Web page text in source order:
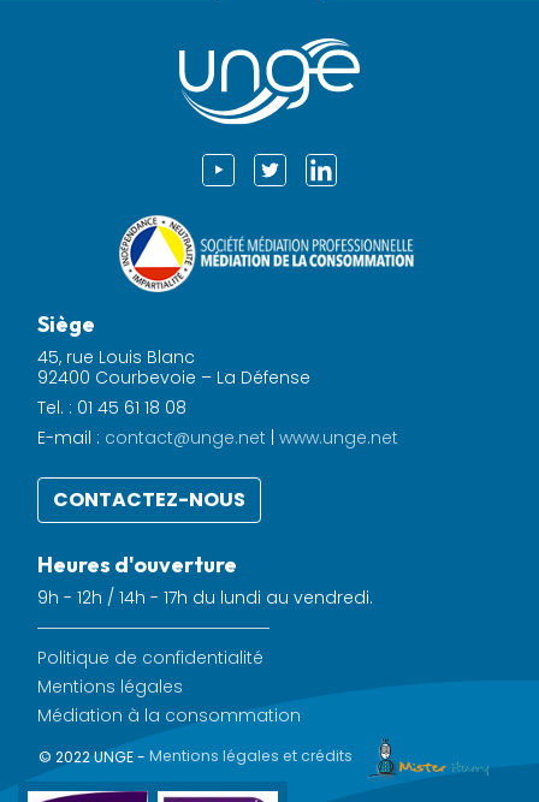
Siège
45, rue Louis Blanc
92400 Courbevoie – La Défense
Tel. : 01 45 61 18 08
E-mail : contact@unge.net | www.unge.net
CONTACTEZ-NOUS
Heures d'ouverture
9h - 12h / 14h - 17h du lundi au vendredi.
Politique de confidentialité
Mentions légales
Médiation à la consommation
© 2022 UNGE - Mentions légales et crédits